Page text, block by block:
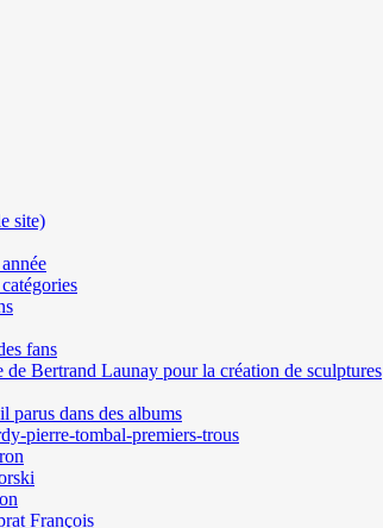
site)
fans
de Bertrand Launay pour la création de sculptures
parus dans des albums
pierre-tombal-premiers-trous
François